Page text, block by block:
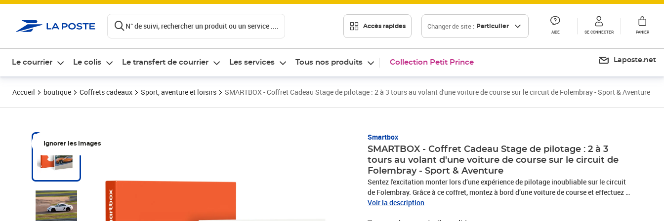
N° de suivi, rechercher un produit ou un service .... Accès rapides Changer de site : Particulier
AIDE SE CONNECTER PANIER
Le courrier Le colis Le transfert de courrier Les services Tous nos produits Collection Petit Prince Laposte.net
Accueil boutique Coffrets cadeaux Sport, aventure et loisirs SMARTBOX - Coffret Cadeau Stage de pilotage : 2 à 3 tours au volant d'une voiture de course sur le circuit de Folembray - Sport & Aventure
Ignorer les images
Smartbox
SMARTBOX - Coffret Cadeau Stage de pilotage : 2 à 3
tours au volant d'une voiture de course sur le circuit de
Folembray - Sport & Aventure
Sentez l'excitation monter lors d’une expérience de pilotage inoubliable sur le circuit
de Folembray. Grâce à ce coffret, montez à bord d’une voiture de course et effectuez 2
à 3 tours de piste. Faites le choix de votre bolide entre la Nissan GTR, la Porsche 991
Voir la description